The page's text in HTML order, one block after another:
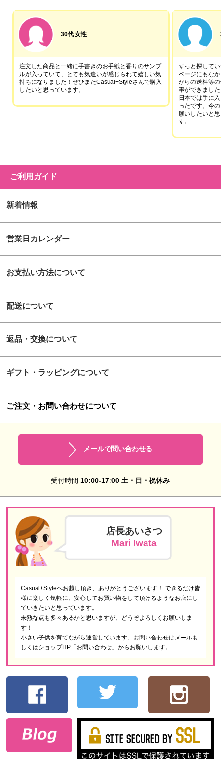
30代 女性
注文した商品と一緒に手書きのお手紙と香りのサンプ
ルが入っていて、とても気遣いが感じられて嬉しい気
持ちになりました！ぜひまたCasual+Styleさんで購入
したいと思っています。
ずっと探して
ページにもな
からの送料等
事ができました
日本では手に
ったです。今
願いしたいと
す。
ご利用ガイド
新着情報
営業日カレンダー
お支払い方法について
配送について
返品・交換について
ギフト・ラッピングについて
ご注文・お問い合わせについて
メールで問い合わせる
受付時間 10:00-17:00 土・日・祝休み
店長あいさつ
Mari Iwata
Casual+Styleへお越し頂き、ありがとうございます！ できるだけ皆
様に楽しく気軽に、安心してお買い物をして頂けるようなお店にし
ていきたいと思っています。
未熟な点も多々あるかと思いますが、どうぞよろしくお願いしま
す！
小さい子供を育てながら運営しています。お問い合わせはメールも
しくはショップHP「お問い合わせ」からお願いします。